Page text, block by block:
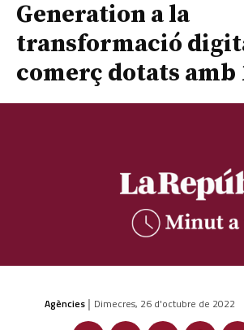
Generation a la
transformació
comerç dotats amb
Agències | Dimecres, 26 d'octubre de 2022